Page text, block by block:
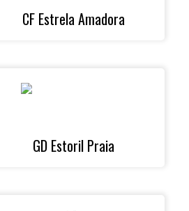
CF Estrela Amadora
GD Estoril Praia